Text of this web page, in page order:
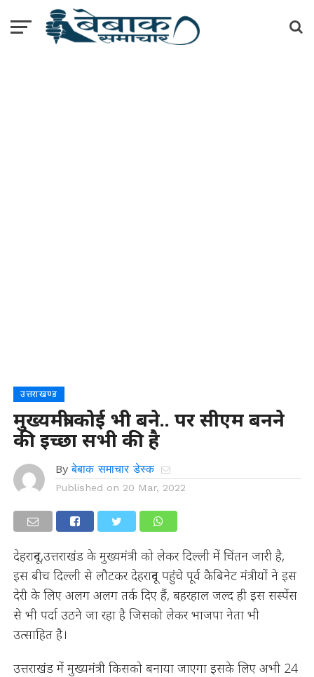
उत्तराखण्ड
मुख्यमंत्री कोई भी बने.. पर सीएम बनने
की इच्छा सभी की है
By बेबाक समाचार डेस्क
Published on 20 Mar, 2022
देहरादून,उत्तराखंड के मुख्यमंत्री को लेकर दिल्ली में चिंतन जारी है,
इस बीच दिल्ली से लौटकर देहरादून पहुंचे पूर्व कैबिनेट मंत्रीयों ने इस
देरी के लिए अलग अलग तर्क दिए हैं, बहरहाल जल्द ही इस सस्पेंस
से भी पर्दा उठने जा रहा है जिसको लेकर भाजपा नेता भी
उत्साहित है।
उत्तराखंड में मुख्यमंत्री किसको बनाया जाएगा इसके लिए अभी 24